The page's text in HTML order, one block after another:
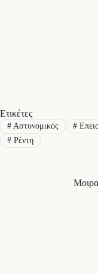
Ετικέτες
#Αστυνομικός #
#Ρέντη